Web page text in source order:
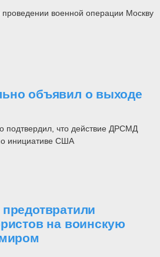
военной операции Москву
объявил о выходе
что действие ДРСМД
инициативе США
на воинскую